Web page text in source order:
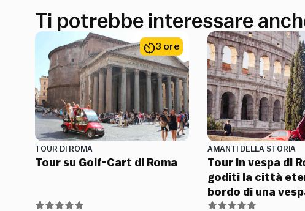
Ti potrebbe interessare
3 ore
TOUR DI ROMA
Tour su Golf-Cart di Roma
AMANTI DELLA STORIA
Tour in vespa di
goditi la città
bordo di una